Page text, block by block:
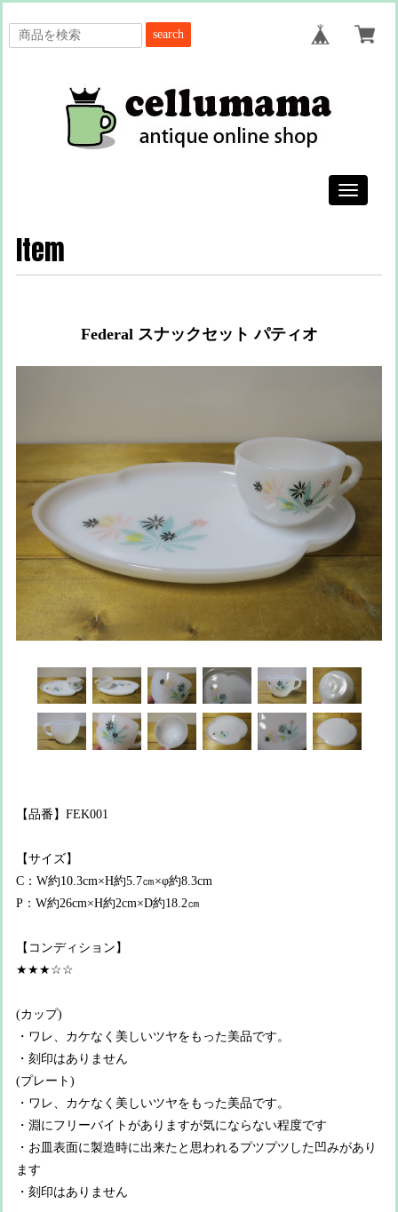
search
Toggle
Item
Federal スナックセット パティオ
【品番】FEK001
【サイズ】
C：W約10.3cm×H約5.7㎝×φ約8.3cm
P：W約26cm×H約2cm×D約18.2㎝
【コンディション】
★★★☆☆
(カップ)
・ワレ、カケなく美しいツヤをもった美品です。
・刻印はありません
(プレート)
・ワレ、カケなく美しいツヤをもった美品です。
・淵にフリーバイトがありますが気にならない程度です
・お皿表面に製造時に出来たと思われるプツプツした凹みがあり
ます
・刻印はありません